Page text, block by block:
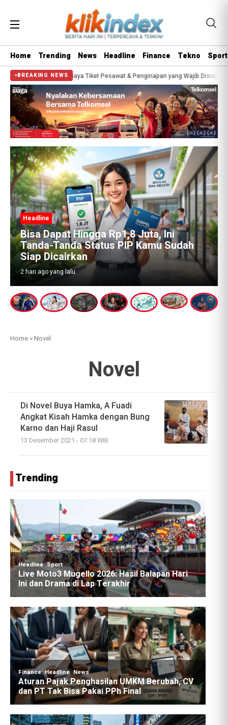
Home Trending News Headline Finance Tekno Sport
BREAKING NEWS
Biaya Tiket Pesawat & Penginapan yang Wajib Disiapkan Bisa
Headline
Emas Batangan 74 Kg dan Tanda Tanya
Besar: Siapa Pemilik Sebenarnya di
Balik Aset Febrie Adriansyah?
4 hari ago yang lalu
Home »Novel
Novel
Di Novel Buya Hamka, A Fuadi
Angkat Kisah Hamka dengan Bung
Karno dan Haji Rasul
13 Desember 2021 - 07:18 WIB
Trending